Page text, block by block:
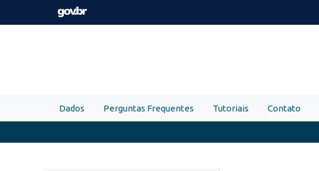
Skip to main content
Dados Perguntas Frequentes Tutoriais Contato